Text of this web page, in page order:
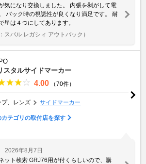
気になり交換しました。 内張を剥がして電
バック時の視認性が良くなり満足です。 耐
星は４つにしてあります。
スバル レガシィ アウトバック）
スタルサイドマーカー
4.00 （70件）
プ、レンズ サイドマーカー
カテゴリの取付店を探す
2026年8月7日
ット検索 GRJ76用が付くらしいので、購